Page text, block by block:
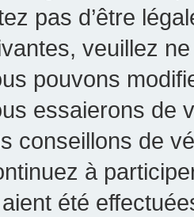
pas d’être
veuillez
pouvons
essaierons de
conseillons de
à
été